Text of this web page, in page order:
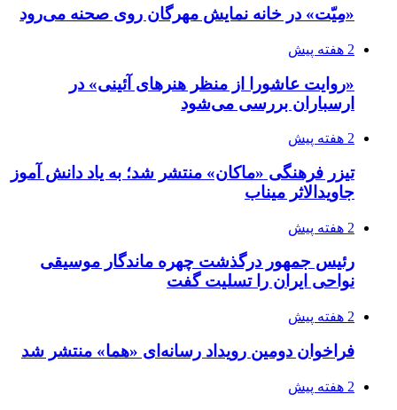
«مِیّت» در خانه نمایش مهرگان روی صحنه می‌رود
2 هفته پیش
«روایت عاشورا از منظر هنرهای آئینی» در
ارسباران بررسی می‌شود
2 هفته پیش
تیزر فرهنگی «ماکان» منتشر شد؛ به یاد دانش آموز
جاویدالاثر میناب
2 هفته پیش
رئیس جمهور درگذشت چهره ماندگار موسیقی
نواحی ایران را تسلیت گفت
2 هفته پیش
فراخوان دومین رویداد رسانه‌ای «هما» منتشر شد
2 هفته پیش